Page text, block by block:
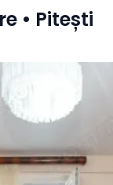
• Pitești